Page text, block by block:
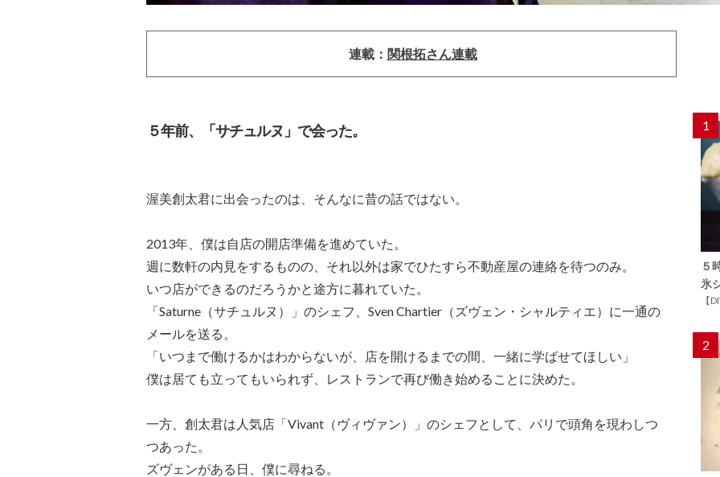
連載： 関根拓さん連載
５年前、「サチュルヌ」で会った。
渥美創太君に出会ったのは、そんなに昔の話ではない。
2013年、僕は自店の開店準備を進めていた。
週に数軒の内見をするものの、それ以外は家でひたすら不動産屋の連絡を待つのみ。
いつ店ができるのだろうかと途方に暮れていた。
「Saturne（サチュルヌ）」のシェフ、Sven Chartier（ズヴェン・シャルティエ）に一通の
メールを送る。
「いつまで働けるかはわからないが、店を開けるまでの間、一緒に学ばせてほしい」
僕は居ても立ってもいられず、レストランで再び働き始めることに決めた。
一方、創太君は人気店「Vivant（ヴィヴァン）」のシェフとして、パリで頭角を現わしつ
つあった。
ズヴェンがある日、僕に尋ねる。
1
５
氷
【
2